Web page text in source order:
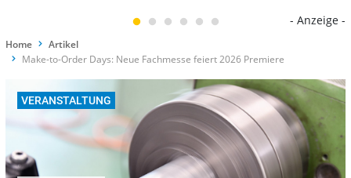
- Anzeige -
Home
Artikel
Make-to-Order Days: Neue Fachmesse feiert 2026 Premiere
VERANSTALTUNG